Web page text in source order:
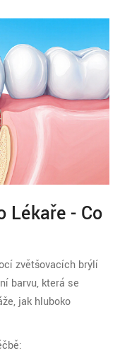
Lékaře - Co
zvětšovacích brýlí
barvu, která se
jak hluboko